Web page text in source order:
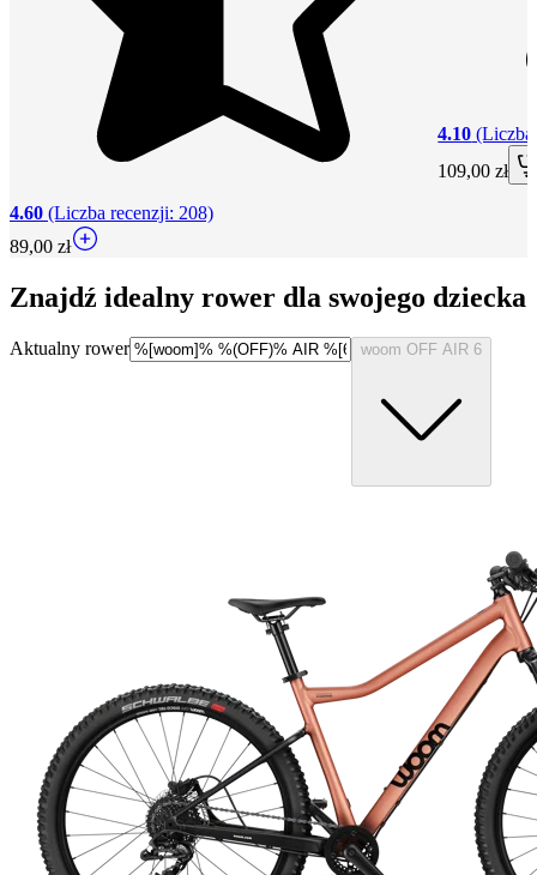
4.60 (Liczba recenzji: 208)
89,00 zł
4.10 (Liczba
109,00 zł
Znajdź idealny rower dla swojego dziecka
Aktualny rower woom OFF AIR 6